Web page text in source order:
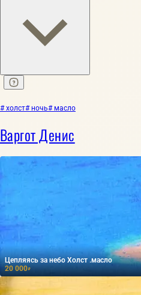
# холст# ночь# масло
Варгот Денис
Цепляясь за небо Холст .масло
20 000₽